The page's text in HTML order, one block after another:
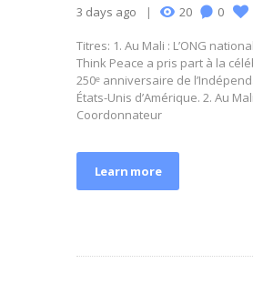
3 days ago 20 0
Titres: 1. Au Mali : L’ONG
Think Peace a pris part à la
250ᵉ anniversaire de
États-Unis d’Amérique. 2. Au
Coordonnateur
Learn more